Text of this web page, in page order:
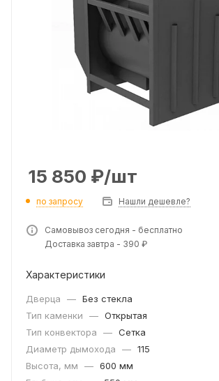
15 850 ₽/шт
по запросу Нашли дешевле?
Самовывоз сегодня - бесплатно
Доставка завтра - 390 ₽
Характеристики
Дверца — Без стекла
Тип каменки
— Открытая
Тип конвектора
— Сетка
Диаметр дымохода
— 115
Высота, мм
— 600 мм